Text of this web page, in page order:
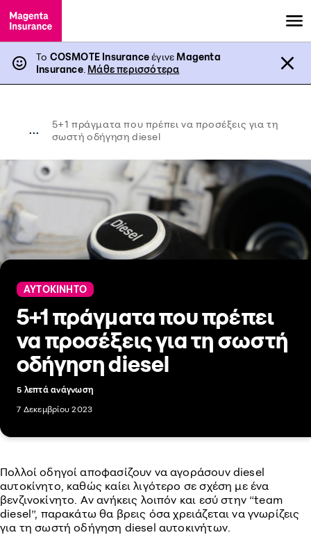
Το COSMOTE InsuranceέγινεMagenta
Insurance. Μάθε περισσότερα
...
5+1 πράγματα που πρέπει να προσέξεις για τη
σωστή οδήγηση diesel
ΑΥΤΟΚΙΝΗΤΟ
5+1 πράγματα που πρέπει
να προσέξεις για τη σωστή
οδήγηση diesel
5 λεπτά ανάγνωση
7 Δεκεμβρίου 2023
Πολλοί οδηγοί αποφασίζουν να αγοράσουν diesel
αυτοκίνητο, καθώς καίει λιγότερο σε σχέση με ένα
βενζινοκίνητο. Αν ανήκεις λοιπόν και εσύ στην “team
diesel”, παρακάτω θα βρεις όσα χρειάζεται να γνωρίζεις
για τη σωστή οδήγηση diesel αυτοκινήτων.